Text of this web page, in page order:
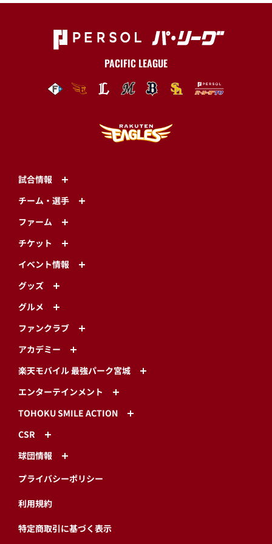
PACIFIC LEAGUE
試合情報
チーム・選手
ファーム
チケット
イベント情報
グッズ
グルメ
ファンクラブ
アカデミー
楽天モバイル 最強パーク宮城
エンターテインメント
TOHOKU SMILE ACTION
CSR
球団情報
プライバシーポリシー
利用規約
特定商取引に基づく表示